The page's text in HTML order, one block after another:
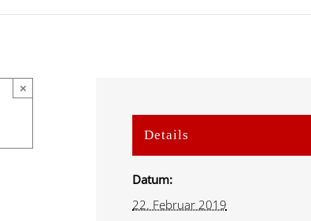
×
Details
Datum:
22. Februar 2019